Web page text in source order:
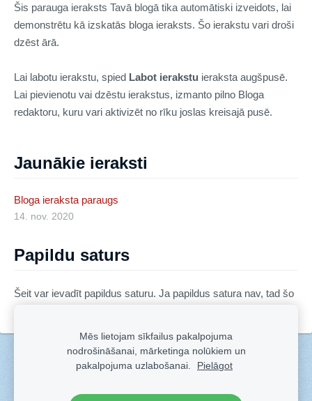
Jaunākie ieraksti
Bloga ieraksta paraugs
14. nov. 2020
Papildu saturs
Šeit var ievadīt papildus saturu. Ja papildus satura nav, tad šo
Šis parauga ieraksts Tavā blogā tika automātiski izveidots, lai
demonstrētu kā izskatās bloga ieraksts. Šo ierakstu vari droši
dzēst ārā.
Lai labotu ierakstu, spied Labot ierakstu ieraksta augšpusē.
Lai pievienotu vai dzēstu ierakstus, izmanto pilno Bloga
redaktoru, kuru vari aktivizēt no rīku joslas kreisajā pusē.
Sīkdatnes
Veidots arSadarbe- labo mājas lapu ģeneratoru.
Mēs lietojam sīkfailus pakalpojuma
nodrošināšanai, mārketinga nolūkiem un
pakalpojuma uzlabošanai.
Pielāgot